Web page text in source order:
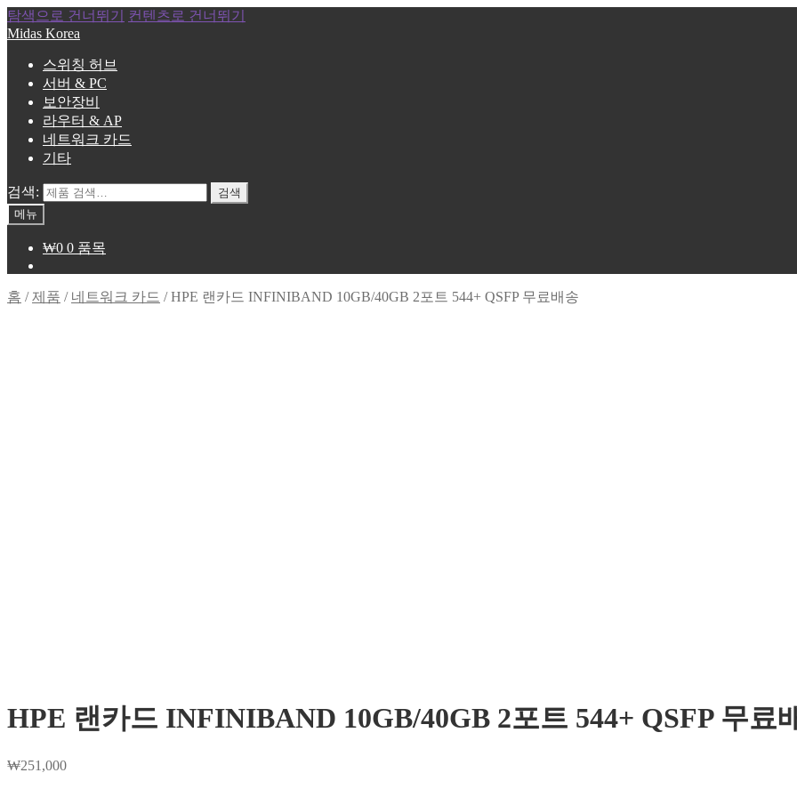
탐색으로 건너뛰기
컨텐츠로 건너뛰기
Midas Korea
스위칭 허브
서버 & PC
보안장비
라우터 & AP
네트워크 카드
기타
검색:
검색
메뉴
₩0 0 품목
홈 /제품 / 네트워크 카드 /HPE 랜카드 INFINIBAND 10GB/40GB 2포트 544+ QSFP 무료배송
HPE 랜카드 INFINIBAND 10GB/40GB 2포트 544+ QSFP 무료
₩251,000